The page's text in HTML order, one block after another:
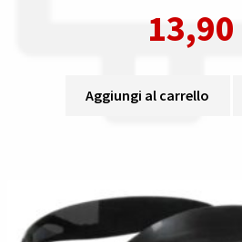
13,90
Aggiungi al carrello